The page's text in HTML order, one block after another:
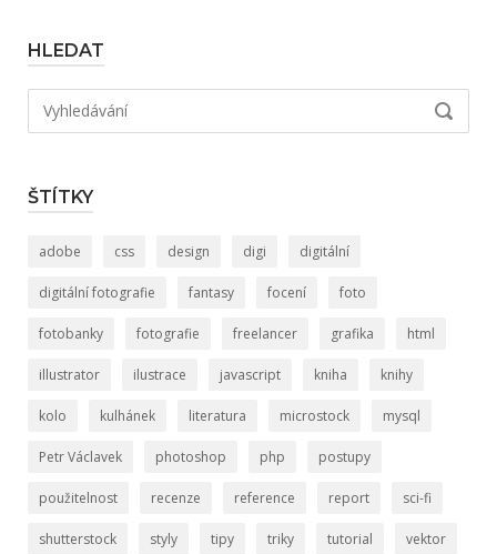
HLEDAT
Hledat:
ŠTÍTKY
adobe css design digi digitální
digitální fotografie fantasy focení foto
fotobanky fotografie freelancer grafika html
illustrator ilustrace javascript kniha knihy
kolo kulhánek literatura microstock mysql
Petr Václavek photoshop php postupy
použitelnost recenze reference report sci-fi
shutterstock styly tipy triky tutorial vektor